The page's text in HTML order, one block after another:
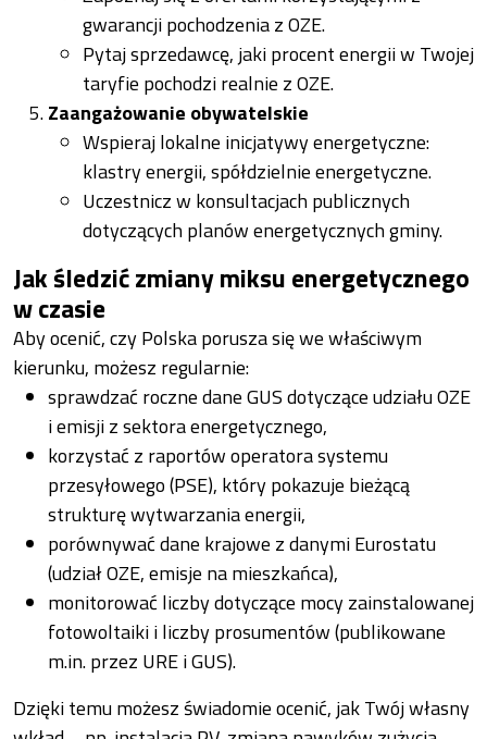
gwarancji pochodzenia z OZE.
Pytaj sprzedawcę, jaki procent energii w Twojej
taryfie pochodzi realnie z OZE.
Zaangażowanie obywatelskie
Wspieraj lokalne inicjatywy energetyczne:
klastry energii, spółdzielnie energetyczne.
Uczestnicz w konsultacjach publicznych
dotyczących planów energetycznych gminy.
Jak śledzić zmiany miksu energetycznego
w czasie
Aby ocenić, czy Polska porusza się we właściwym
kierunku, możesz regularnie:
sprawdzać roczne dane GUS dotyczące udziału OZE
i emisji z sektora energetycznego,
korzystać z raportów operatora systemu
przesyłowego (PSE), który pokazuje bieżącą
strukturę wytwarzania energii,
porównywać dane krajowe z danymi Eurostatu
(udział OZE, emisje na mieszkańca),
monitorować liczby dotyczące mocy zainstalowanej
fotowoltaiki i liczby prosumentów (publikowane
m.in. przez URE i GUS).
Dzięki temu możesz świadomie ocenić, jak Twój własny